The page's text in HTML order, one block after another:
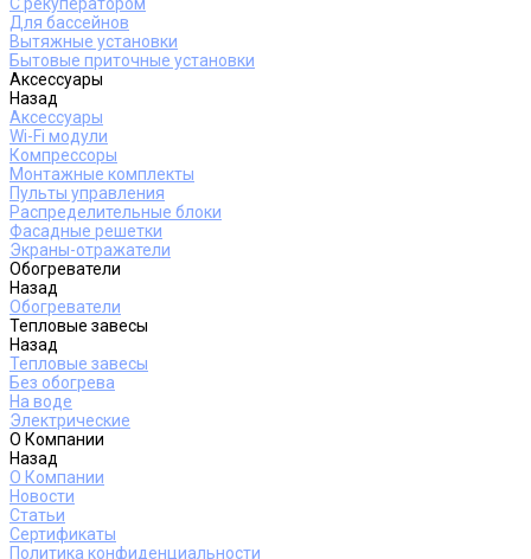
Для бассейнов
Вытяжные установки
Бытовые приточные установки
Аксессуары
Назад
Аксессуары
Wi-Fi модули
Компрессоры
Монтажные комплекты
Пульты управления
Распределительные блоки
Фасадные решетки
Экраны-отражатели
Обогреватели
Назад
Обогреватели
Тепловые завесы
Назад
Тепловые завесы
Без обогрева
На воде
Электрические
О Компании
Назад
О Компании
Новости
Статьи
Сертификаты
Политика конфиденциальности